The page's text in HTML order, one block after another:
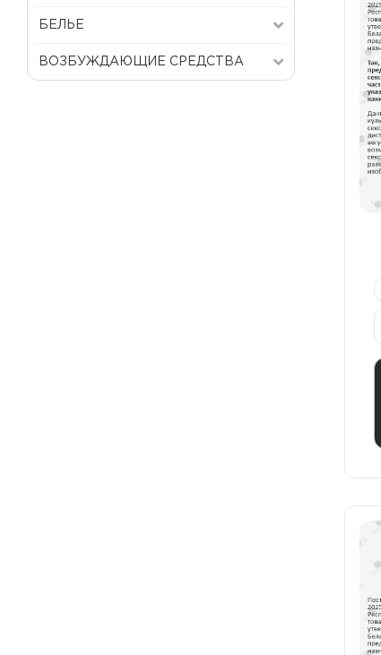
БЕЛЬЕ
ВОЗБУЖДАЮЩИЕ СРЕДСТВА